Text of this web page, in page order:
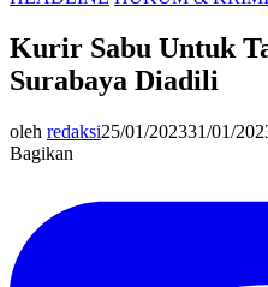
Kurir Sabu Untuk
Surabaya Diadili
oleh redaksi25/01/202331/01/
Bagikan